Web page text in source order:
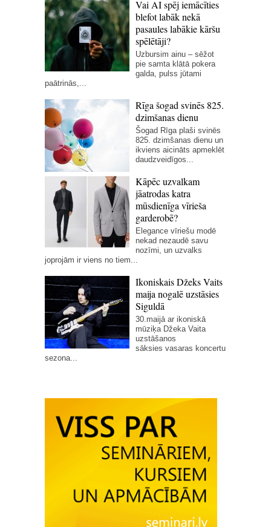
Vai AI spēj iemācīties
blefot labāk nekā
pasaules labākie kāršu
spēlētāji?
Uzbursim ainu – sēžot
pie samta klātā pokera
galda, pulss jūtami
paātrinās,...
Rīga šogad svinēs 825.
dzimšanas dienu
Šogad Rīga plaši svinēs
825. dzimšanas dienu un
ikviens aicināts apmeklēt
daudzveidīgos...
Kāpēc uzvalkam
jāatrodas katra
mūsdienīga vīrieša
garderobē?
Elegance vīriešu modē
nekad nezaudē savu
nozīmi, un uzvalks
joprojām ir viens no tiem...
Ikoniskais Džeks Vaits
maija nogalē uzstāsies
Siguldā
30.maijā ar ikoniskā
mūziķa Džeka Vaita
uzstāšanos
sāksies vasaras koncertu
sezona...